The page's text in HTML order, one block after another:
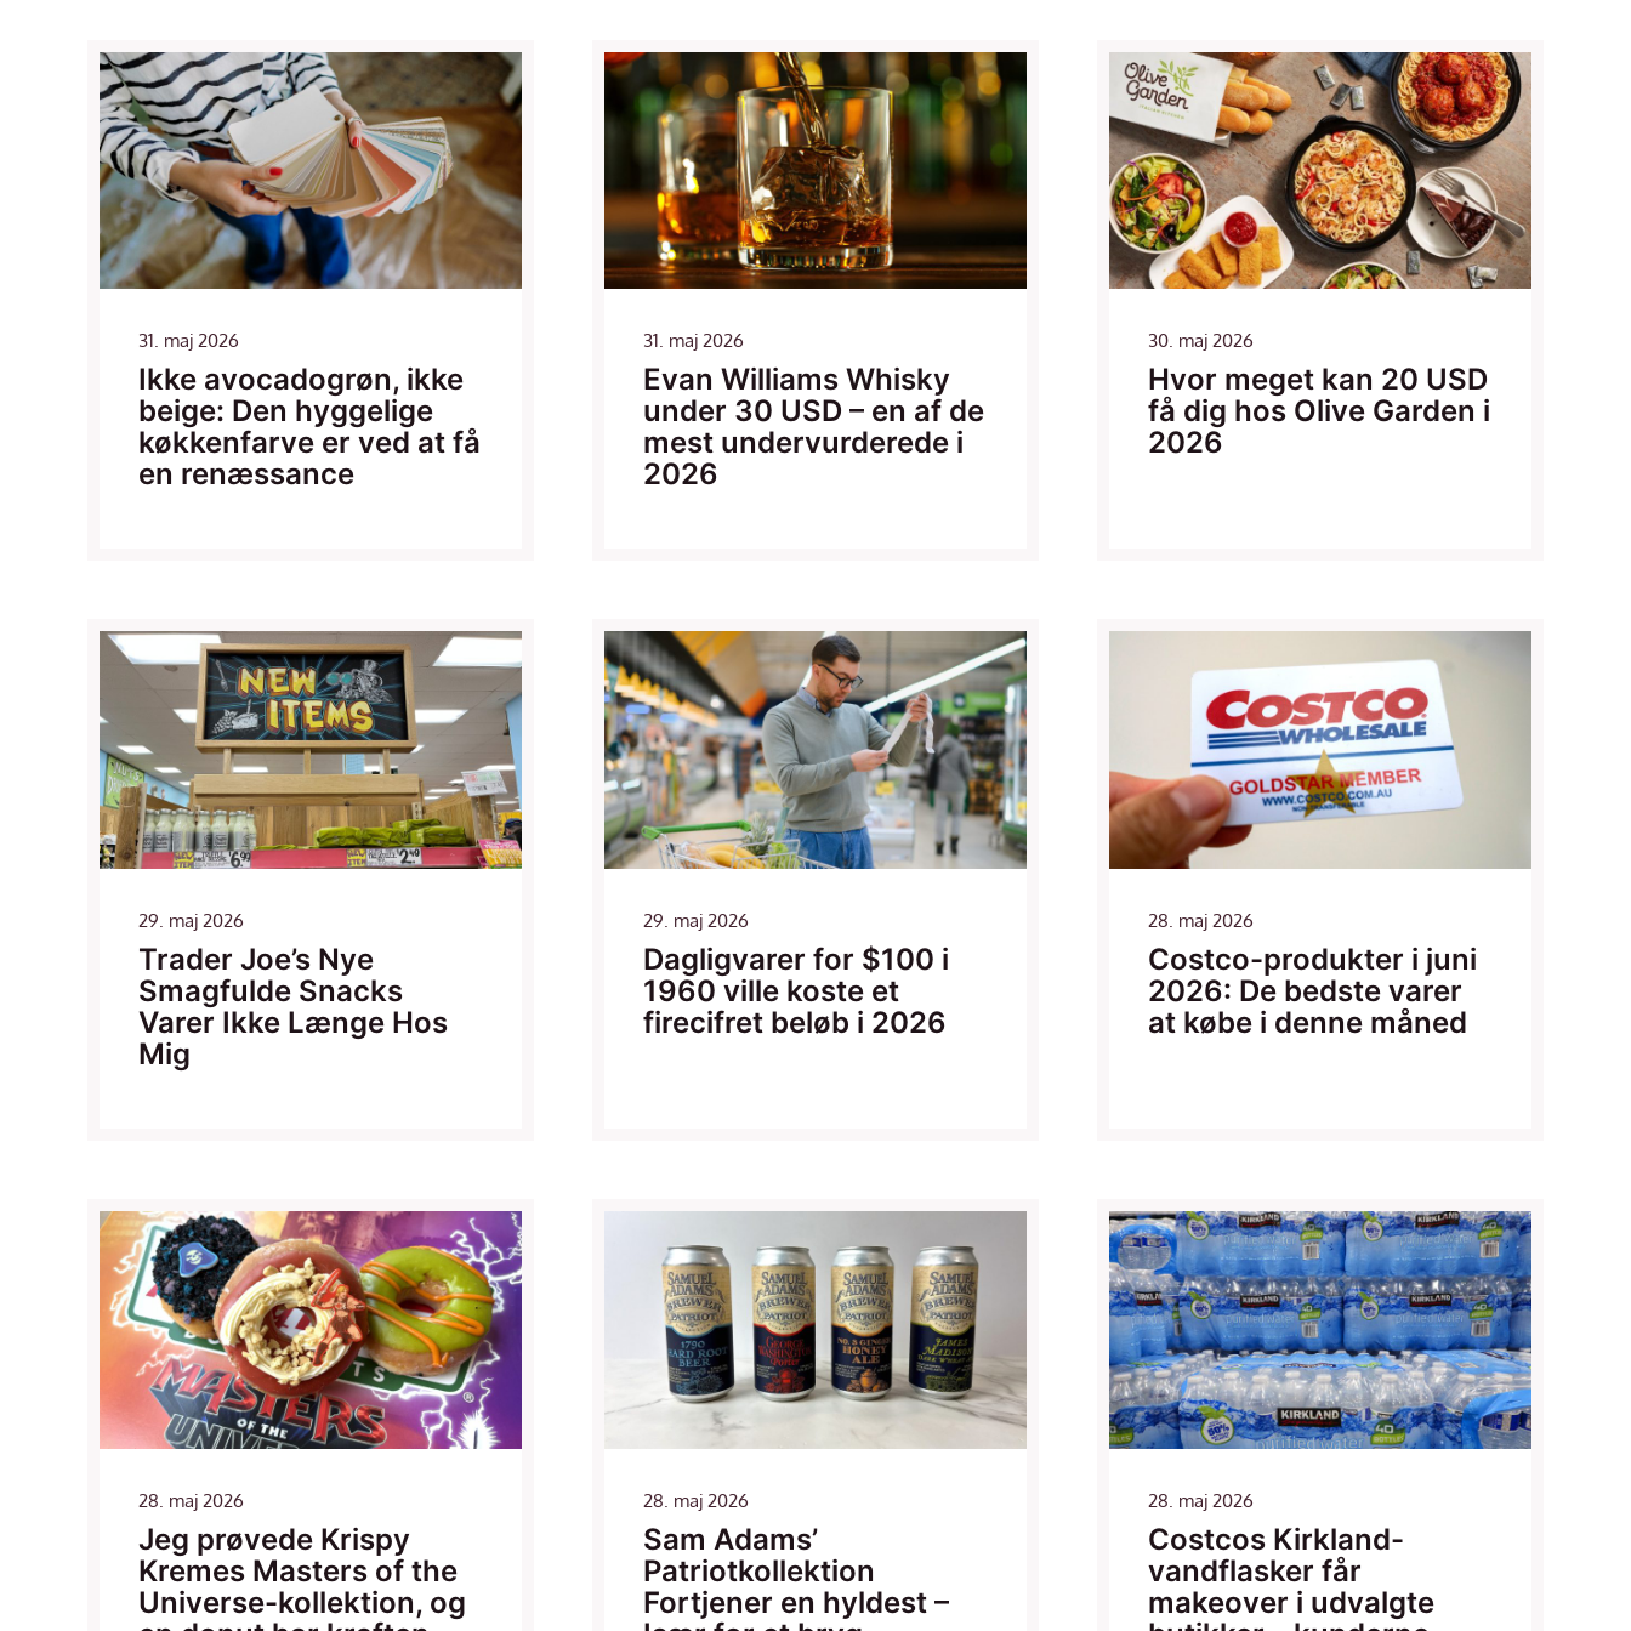
31. maj 2026
Ikke avocadogrøn, ikke
beige: Den hyggelige
køkkenfarve er ved at få
en renæssance
31. maj 2026
Evan Williams Whisky
under 30 USD – en af de
mest undervurderede i
2026
30. maj 2026
Hvor meget kan 20 USD
få dig hos Olive Garden i
2026
29. maj 2026
Trader Joe’s Nye
Smagfulde Snacks
Varer Ikke Længe Hos
Mig
29. maj 2026
Dagligvarer for $100 i
1960 ville koste et
firecifret beløb i 2026
28. maj 2026
Costco-produkter i juni
2026: De bedste varer
at købe i denne måned
28. maj 2026
Jeg prøvede Krispy
Kremes Masters of the
Universe-kollektion, og
28. maj 2026
Sam Adams’
Patriotkollektion
Fortjener en hyldest –
28. maj 2026
Costcos Kirkland-
vandflasker får
makeover i udvalgte